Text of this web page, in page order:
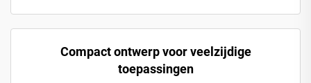
Compact ontwerp voor veelzijdige
toepassingen